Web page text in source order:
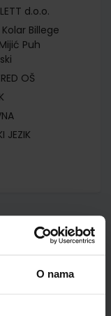
O nama
d.o.o.
Billege
Puh
OŠ
JEZIK